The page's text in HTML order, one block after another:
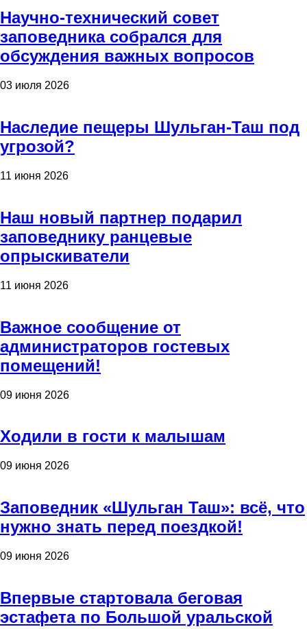
Научно-технический совет
заповедника собрался для
обсуждения важных вопросов
03 июля 2026
Наследие пещеры Шульган-Таш под
угрозой?
11 июня 2026
Наш новый партнер подарил
заповеднику ранцевые
опрыскиватели
11 июня 2026
Важное сообщение от
администраторов гостевых
помещений!
09 июня 2026
Ходили в гости к малышам
09 июня 2026
Заповедник «Шульган Таш»: всё, что
нужно знать перед поездкой!
09 июня 2026
Впервые стартовала беговая
эстафета по Большой уральской